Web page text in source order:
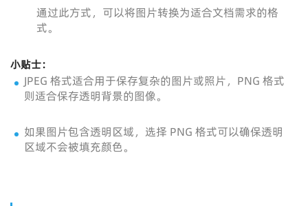
通过此方式，可以将图片转换为适合文档需求的格
式。
小贴士：
JPEG 格式适合用于保存复杂的图片或照片，PNG 格式
则适合保存透明背景的图像。
如果图片包含透明区域，选择 PNG 格式可以确保透明
区域不会被填充颜色。